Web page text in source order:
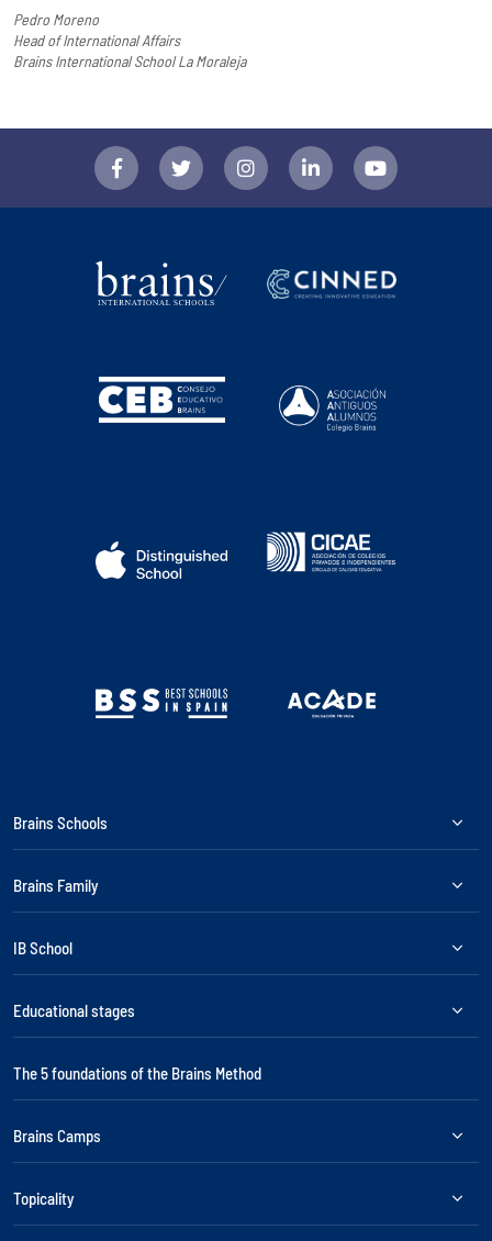
Pedro Moreno
Head of International Affairs
Brains International School La Moraleja
Brains Schools
Brains Family
IB School
Educational stages
The 5 foundations of the Brains Method
Brains Camps
Topicality